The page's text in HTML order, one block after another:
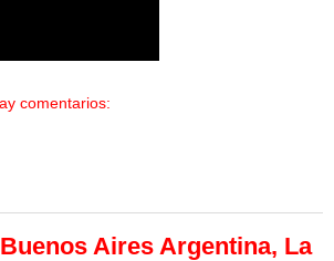
comentarios:
Aires Argentina, La